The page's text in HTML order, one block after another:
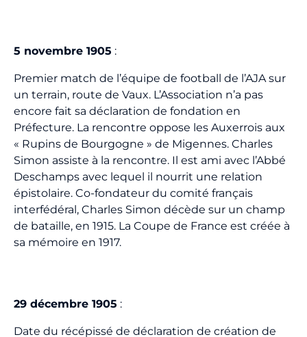
Horizon AJA
Boutique officielle
Billetterie
🇨🇳
5 novembre 1905 :
Premier match de l’équipe de football de l’AJA sur
un terrain, route de Vaux. L’Association n’a pas
encore fait sa déclaration de fondation en
Préfecture. La rencontre oppose les Auxerrois aux
« Rupins de Bourgogne » de Migennes. Charles
Simon assiste à la rencontre. Il est ami avec l’Abbé
Deschamps avec lequel il nourrit une relation
épistolaire. Co-fondateur du comité français
interfédéral, Charles Simon décède sur un champ
de bataille, en 1915. La Coupe de France est créée à
sa mémoire en 1917.
29 décembre 1905 :
Date du récépissé de déclaration de création de